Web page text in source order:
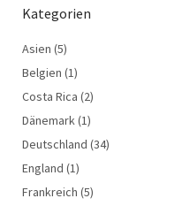
Kategorien
Asien (5)
Belgien (1)
Costa Rica (2)
Dänemark(1)
Deutschland (34)
England (1)
Frankreich (5)